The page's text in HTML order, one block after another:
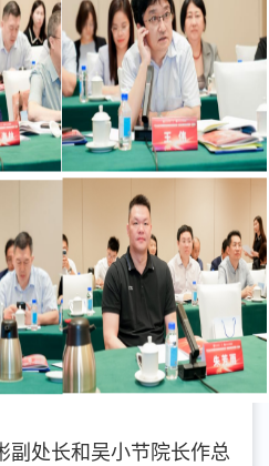
副处长和吴小节院长作总